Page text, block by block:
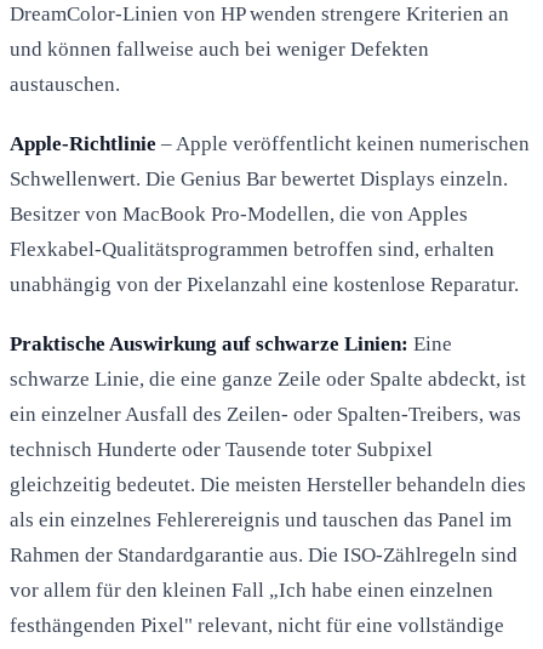
DreamColor-Linien von HP wenden strengere Kriterien an
und können fallweise auch bei weniger Defekten
austauschen.
Apple-Richtlinie – Apple veröffentlicht keinen numerischen
Schwellenwert. Die Genius Bar bewertet Displays einzeln.
Besitzer von MacBook Pro-Modellen, die von Apples
Flexkabel-Qualitätsprogrammen betroffen sind, erhalten
unabhängig von der Pixelanzahl eine kostenlose Reparatur.
Praktische Auswirkung auf schwarze Linien: Eine
schwarze Linie, die eine ganze Zeile oder Spalte abdeckt, ist
ein einzelner Ausfall des Zeilen- oder Spalten-Treibers, was
technisch Hunderte oder Tausende toter Subpixel
gleichzeitig bedeutet. Die meisten Hersteller behandeln dies
als ein einzelnes Fehlerereignis und tauschen das Panel im
Rahmen der Standardgarantie aus. Die ISO-Zählregeln sind
vor allem für den kleinen Fall „Ich habe einen einzelnen
festhängenden Pixel" relevant, nicht für eine vollständige